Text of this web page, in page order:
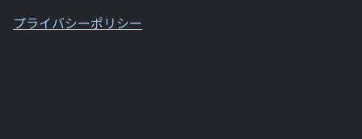
プライバシーポリシー